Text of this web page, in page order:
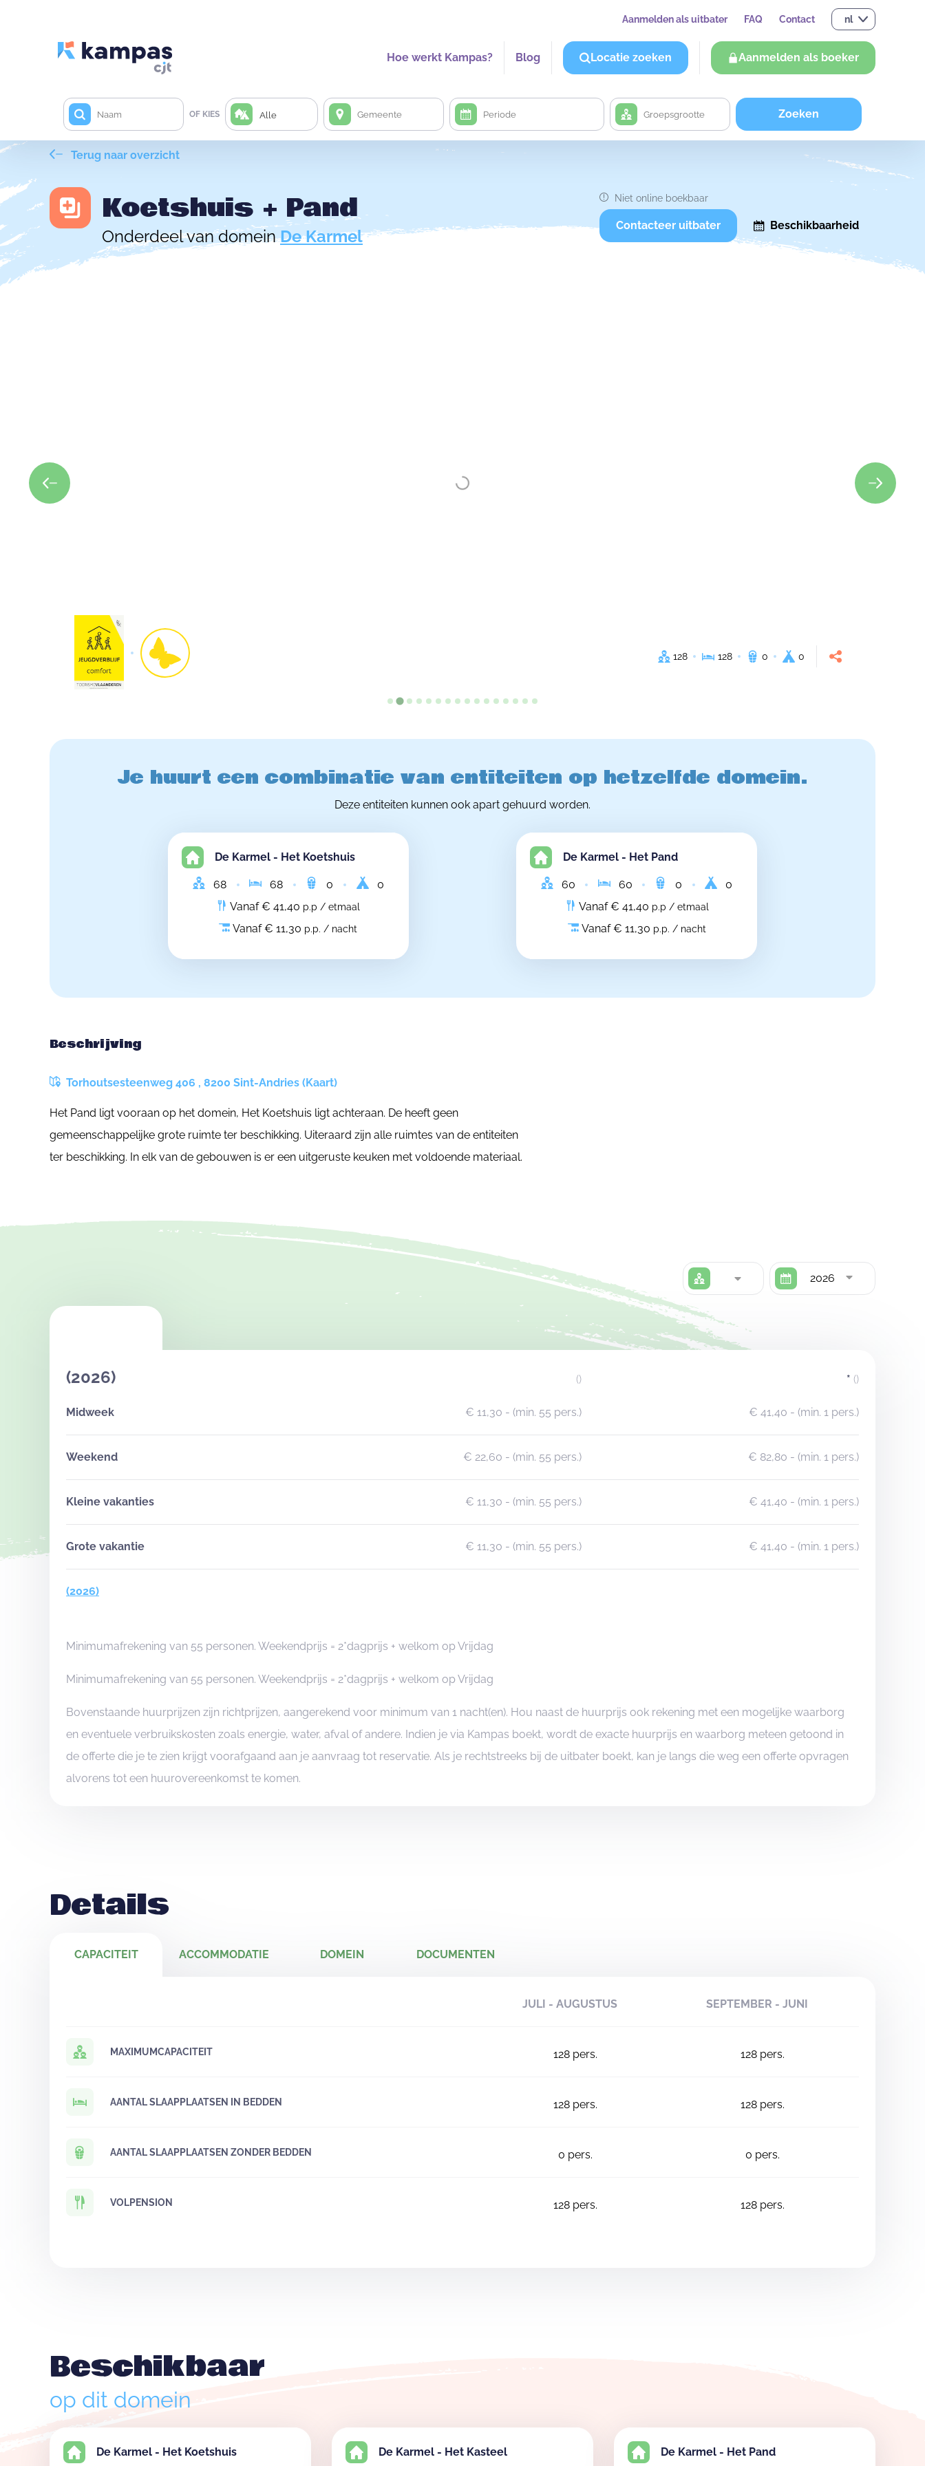
Aanmelden als uitbater FAQ Contact nl
Hoe werkt Kampas? Blog Locatie zoeken Aanmelden als boeker
OF KIES Alle Zoeken
Terug naar overzicht
Koetshuis + Pand
Onderdeel van domeinDe Karmel
Niet online boekbaar
Contacteer uitbater Beschikbaarheid
128 128 0 0
Je huurt een combinatie van entiteiten op hetzelfde domein.
Deze entiteiten kunnen ook apart gehuurd worden.
De Karmel - Het Koetshuis
68 68 0
0
Vanaf € 41,40 p.p / etmaal
Vanaf € 11,30 p.p. / nacht
De Karmel - Het Pand
60 60 0
0
Vanaf € 41,40 p.p / etmaal
Vanaf € 11,30 p.p. / nacht
Beschrijving
Torhoutsesteenweg 406 , 8200 Sint-Andries (Kaart)
Het Pand ligt vooraan op het domein, Het Koetshuis ligt achteraan. De heeft geen
gemeenschappelijke grote ruimte ter beschikking. Uiteraard zijn alle ruimtes van de entiteiten
ter beschikking. In elk van de gebouwen is er een uitgeruste keuken met voldoende materiaal.
2026
(2026) () * ()
Midweek € 11,30 - (min. 55 pers.) € 41,40 - (min. 1 pers.)
Weekend € 22,60 - (min. 55 pers.) € 82,80 - (min. 1 pers.)
Kleine vakanties € 11,30 - (min. 55 pers.) € 41,40 - (min. 1 pers.)
Grote vakantie € 11,30 - (min. 55 pers.) € 41,40 - (min. 1 pers.)
(2026)
Minimumafrekening van 55 personen. Weekendprijs = 2*dagprijs + welkom op Vrijdag
Minimumafrekening van 55 personen. Weekendprijs = 2*dagprijs + welkom op Vrijdag
Bovenstaande huurprijzen zijn richtprijzen, aangerekend voor minimum van 1 nacht(en). Hou naast de huurprijs ook rekening met een mogelijke waarborg
en eventuele verbruikskosten zoals energie, water, afval of andere. Indien je via Kampas boekt, wordt de exacte huurprijs en waarborg meteen getoond in
de offerte die je te zien krijgt voorafgaand aan je aanvraag tot reservatie. Als je rechtstreeks bij de uitbater boekt, kan je langs die weg een offerte opvragen
alvorens tot een huurovereenkomst te komen.
Details
CAPACITEIT ACCOMMODATIE DOMEIN DOCUMENTEN
JULI - AUGUSTUS SEPTEMBER - JUNI
MAXIMUMCAPACITEIT 128 pers. 128pers.
AANTAL SLAAPPLAATSEN IN BEDDEN 128 pers. 128pers.
AANTAL SLAAPPLAATSEN ZONDER BEDDEN 0 pers. 0 pers.
VOLPENSION 128 pers. 128pers.
Beschikbaar
op dit domein
De Karmel - Het Koetshuis De Karmel - Het Kasteel De Karmel - Het Pand